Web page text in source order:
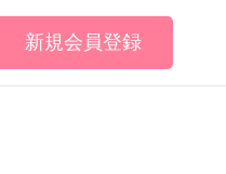
新規会員登録